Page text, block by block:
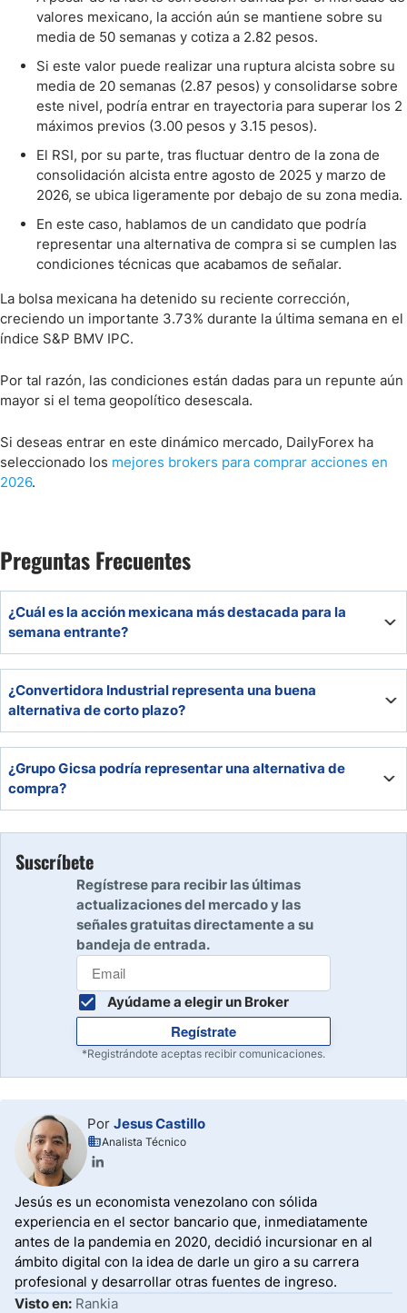
valores mexicano, la acción aún se mantiene sobre su
media de 50 semanas y cotiza a 2.82 pesos.
Si este valor puede realizar una ruptura alcista sobre su
media de 20 semanas (2.87 pesos) y consolidarse sobre
este nivel, podría entrar en trayectoria para superar los 2
máximos previos (3.00 pesos y 3.15 pesos).
El RSI, por su parte, tras fluctuar dentro de la zona de
consolidación alcista entre agosto de 2025 y marzo de
2026, se ubica ligeramente por debajo de su zona media.
En este caso, hablamos de un candidato que podría
representar una alternativa de compra si se cumplen las
condiciones técnicas que acabamos de señalar.
La bolsa mexicana ha detenido su reciente corrección,
creciendo un importante 3.73% durante la última semana en el
índice S&P BMV IPC.
Por tal razón, las condiciones están dadas para un repunte aún
mayor si el tema geopolítico desescala.
Si deseas entrar en este dinámico mercado, DailyForex ha
seleccionado los mejores brokers para comprar acciones en
2026.
Preguntas Frecuentes
¿Cuál es la acción mexicana más destacada para la
semana entrante?
diversas temporalidades, posee un potencial de
crecimiento a 12 meses de 13.23% y su valoración es
relativamente baja. Además, ya cotiza sobre sus medias
¿Convertidora Industrial representa una buena
alternativa de corto plazo?
casi todas las temporalidades, pero, se encuentra en zona
de sobrecompra tras su formidable avance en las últimas
semanas. Por tanto, es recomendable esperar una
corrección relativa para considerar cualquier operación en
largo. No obstante, su potencial de aumento es tremendo
si se considera que viene saliendo de una tendencia
bajista de largo plazo.
¿Grupo Gicsa podría representar una alternativa de
compra?
Tiene estatus neutral, aunque su valoración es
relativamente baja, lo que la hace elegible para
observación atenta. Si realiza una ruptura alcista sobre su
media de 20 semanas puede ser un candidato fuerte para
Suscríbete
Regístrese para recibir las últimas
actualizaciones del mercado y las
señales gratuitas directamente a su
bandeja de entrada.
Ayúdame a elegir un Broker
Regístrate
*Registrándote aceptas recibir comunicaciones.
Por Jesus Castillo
Analista Técnico
Jesús es un economista venezolano con sólida
experiencia en el sector bancario que, inmediatamente
antes de la pandemia en 2020, decidió incursionar en al
ámbito digital con la idea de darle un giro a su carrera
profesional y desarrollar otras fuentes de ingreso.
Visto en: Rankia